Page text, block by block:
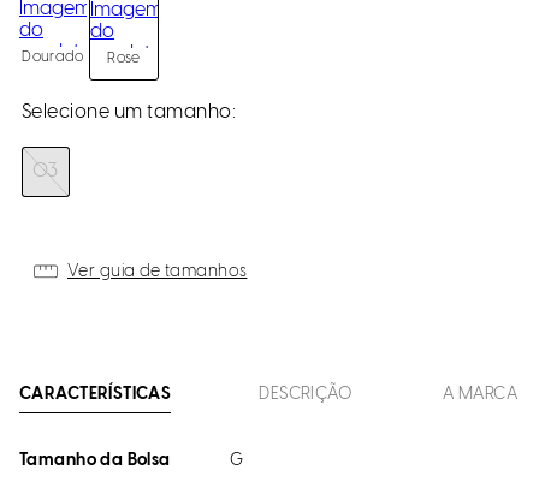
Dourado Rose
03
Ver guia de tamanhos
CARACTERÍSTICAS DESCRIÇÃO A MARCA
Tamanho da Bolsa G